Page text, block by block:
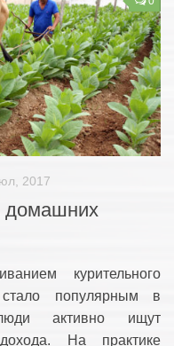
2017
домашних
курительного
популярным в
активно ищут
На практике